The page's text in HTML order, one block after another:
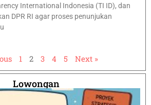
International Indonesia (TI ID), dan
DPR RI agar proses penunjukan
1 2 3 4 5 Next »
Lowongan